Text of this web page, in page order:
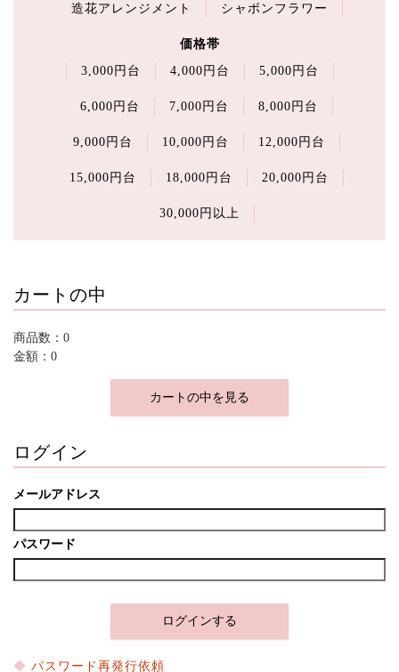
造花アレンジメント シャボンフラワー
価格帯
3,000円台
4,000円台 5,000円台
6,000円台 7,000円台 8,000円台
9,000円台 10,000円台 12,000円台
15,000円台 18,000円台 20,000円台
30,000円以上
カートの中
商品数：0
金額：0
カートの中を見る
ログイン
メールアドレス
パスワード
パスワード再発行依頼